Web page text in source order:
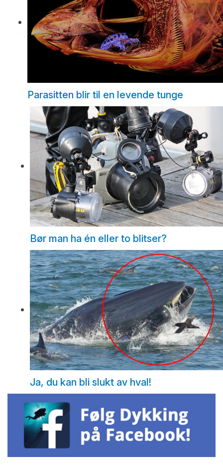
Parasitten blir til en levende tunge
Bør man ha én eller to blitser?
Ja, du kan bli slukt av hval!